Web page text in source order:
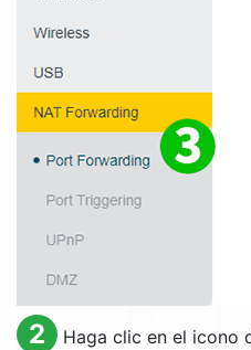
2
Haga clic en el icono